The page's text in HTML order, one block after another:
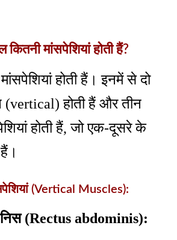
मांसपेशियां होती हैं?
होती हैं। इनमें से दो
(vertical) होती हैं और तीन
होती हैं, जो एक-दूसरे के
(Vertical Muscles):
(Rectus abdominis):